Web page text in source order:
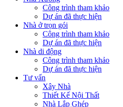
Công trình tham khảo
Dự án đã thực hiện
Nhà ở trọn gói
Công trình tham khảo
Dự án đã thực hiện
Nhà di động
Công trình tham khảo
Dự án đã thực hiện
Tư vấn
Xây Nhà
Thiết Kế Nội Thất
Nhà Lắp Ghép